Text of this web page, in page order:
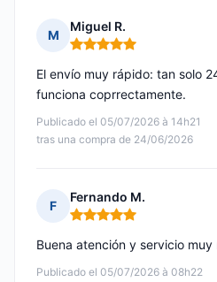
M
Miguel R.
Nota: 5 de 5
Publicado el 05/07/2026 à 14h21
tras una compra de 24/06/2026
El envío muy rápido: tan solo
funciona coprrectamente.
F
Fernando M.
Nota: 5 de 5
Publicado el 05/07/2026 à 08h22
Buena atención y servicio muy